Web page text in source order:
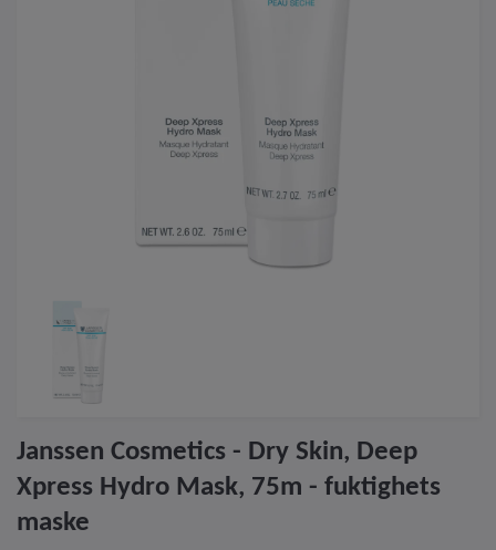
Janssen Cosmetics - Dry Skin, Deep
Xpress Hydro Mask, 75m - fuktighets
maske